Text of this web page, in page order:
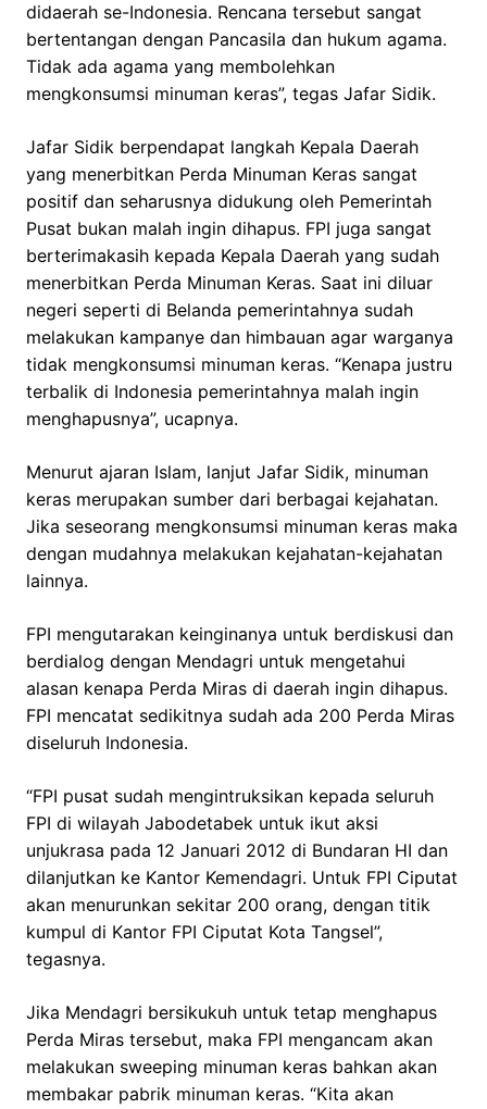
didaerah se-Indonesia. Rencana tersebut sangat
bertentangan dengan Pancasila dan hukum agama.
Tidak ada agama yang membolehkan
mengkonsumsi minuman keras”, tegas Jafar Sidik.
Jafar Sidik berpendapat langkah Kepala Daerah
yang menerbitkan Perda Minuman Keras sangat
positif dan seharusnya didukung oleh Pemerintah
Pusat bukan malah ingin dihapus. FPI juga sangat
berterimakasih kepada Kepala Daerah yang sudah
menerbitkan Perda Minuman Keras. Saat ini diluar
negeri seperti di Belanda pemerintahnya sudah
melakukan kampanye dan himbauan agar warganya
tidak mengkonsumsi minuman keras. “Kenapa justru
terbalik di Indonesia pemerintahnya malah ingin
menghapusnya”, ucapnya.
Menurut ajaran Islam, lanjut Jafar Sidik, minuman
keras merupakan sumber dari berbagai kejahatan.
Jika seseorang mengkonsumsi minuman keras maka
dengan mudahnya melakukan kejahatan-kejahatan
lainnya.
FPI mengutarakan keinginanya untuk berdiskusi dan
berdialog dengan Mendagri untuk mengetahui
alasan kenapa Perda Miras di daerah ingin dihapus.
FPI mencatat sedikitnya sudah ada 200 Perda Miras
diseluruh Indonesia.
“FPI pusat sudah mengintruksikan kepada seluruh
FPI di wilayah Jabodetabek untuk ikut aksi
unjukrasa pada 12 Januari 2012 di Bundaran HI dan
dilanjutkan ke Kantor Kemendagri. Untuk FPI Ciputat
akan menurunkan sekitar 200 orang, dengan titik
kumpul di Kantor FPI Ciputat Kota Tangsel”,
tegasnya.
Jika Mendagri bersikukuh untuk tetap menghapus
Perda Miras tersebut, maka FPI mengancam akan
melakukan sweeping minuman keras bahkan akan
membakar pabrik minuman keras. “Kita akan